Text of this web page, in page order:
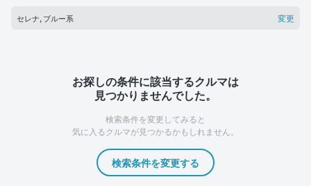
セレナ, ブルー系 変更
お探しの条件に該当するクルマは
見つかりませんでした。
検索条件を変更してみると
気に入るクルマが見つかるかもしれません。
検索条件を変更する